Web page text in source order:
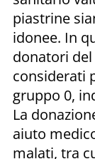
piastrine
idonee. In
donatori
considerati
gruppo 0,
La
aiuto
malati, tra